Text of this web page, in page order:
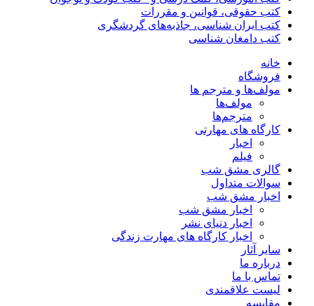
کتب حقوقی، قوانین و مقررات
کتب ایران شناسی، جاذبه‌های گردشگری
کتب دامغان شناسی
خانه
فروشگاه
مولف‌ها و مترجم ها
مولف‌ها
مترجم‌ها
کارگاه های مهارتی
اخبار
فیلم
گالری مشق شب
سوالات متداول
اخبار مشق شب
اخبار مشق شب
اخبار دنیای نشر
اخبار کارگاه های مهارت زندگی
سایر آثار
درباره ما
تماس با ما
لیست علاقمندی
مقایسه